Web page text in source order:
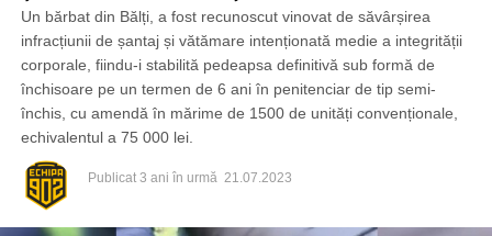
Un bărbat din Bălți, a fost recunoscut vinovat de săvârșirea
infracțiunii de șantaj și vătămare intenționată medie a integrității
corporale, fiindu-i stabilită pedeapsa definitivă sub formă de
închisoare pe un termen de 6 ani în penitenciar de tip semi-
închis, cu amendă în mărime de 1500 de unități convenționale,
echivalentul a 75 000 lei.
Publicat 3 ani în urmă 21.07.2023